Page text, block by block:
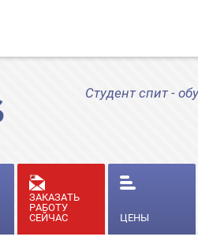
Студент спит -
ЗАКАЗАТЬ
РАБОТУ
СЕЙЧАС
ЦЕНЫ